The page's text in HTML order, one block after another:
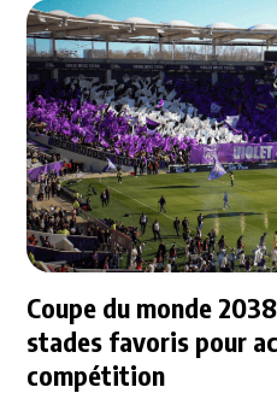
Coupe du monde
stades favoris pour
compétition